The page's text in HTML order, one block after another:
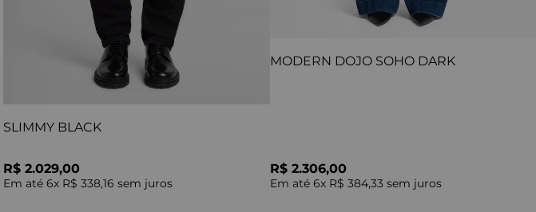
SLIMMY BLACK
R$ 2.029,00
Em até 6x R$ 338,16 sem juros
MODERN DOJO SOHO DARK
R$ 2.306,00
Em até 6x R$ 384,33 sem juros